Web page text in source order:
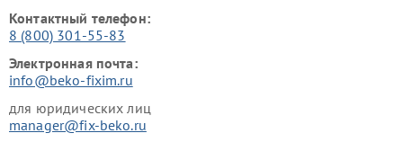
Контактный телефон:
8 (800) 301-55-83
Электронная почта:
info@beko-fixim.ru
для юридических лиц
manager@fix-beko.ru